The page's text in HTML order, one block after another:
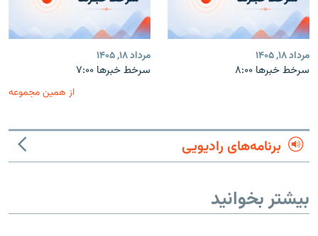
مرداد ۱۸, ۱۴۰۵
سرخط خبرها ۸:۰۰
مرداد ۱۸, ۱۴۰۵
سرخط خبرها ۷:۰۰
از همین مجموعه
برنامه‌های رادیویی
بیشتر بخوانید